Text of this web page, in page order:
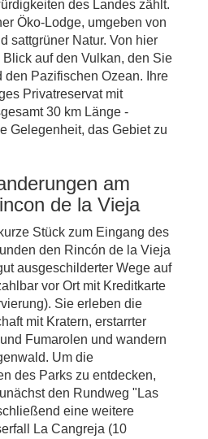
des Landes zählt.
Öko-Lodge, umgeben von
sattgrüner Natur. Von hier
auf den Vulkan, den Sie
den Pazifischen Ozean. Ihre
Privatreservat mit
30 km Länge -
Gelegenheit, das Gebiet zu
am
de la Vieja
Stück zum Eingang des
den Rincón de la Vieja
ausgeschilderter Wege auf
vor Ort mit Kreditkarte
Sie erleben die
mit Kratern, erstarrter
Fumarolen und wandern
Um die
des Parks zu entdecken,
den Rundweg "Las
eine weitere
La Cangreja (10